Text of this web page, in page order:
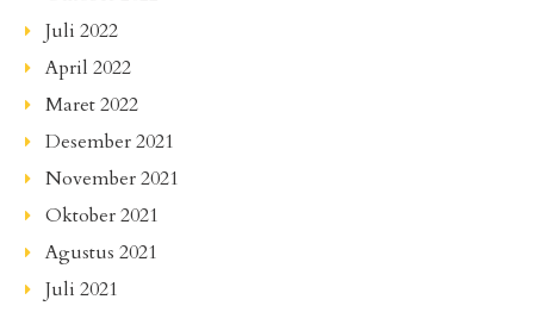
Juli 2022
April 2022
Maret 2022
Desember 2021
November 2021
Oktober 2021
Agustus 2021
Juli 2021